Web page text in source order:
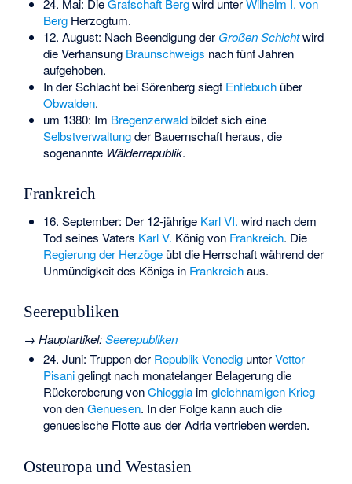
BergHerzogtum.
12. August: Nach Beendigung der Großen Schichtwird
die Verhansung Braunschweigs nach fünf Jahren
aufgehoben.
In derSchlacht bei Sörenbergsiegt Entlebuchüber
Obwalden.
um 1380: Im Bregenzerwaldbildet sich eine
Selbstverwaltungder Bauernschaft heraus, die
sogenannte Wälderrepublik.
Frankreich
16. September: Der 12-jährige Karl VI. wird nach dem
Tod seines Vaters Karl V. König von Frankreich. Die
Regierung der Herzögeübt die Herrschaft während der
Unmündigkeit des Königs in Frankreichaus.
Seerepubliken
→Hauptartikel:Seerepubliken
24. Juni: Truppen der Republik VenedigunterVettor
Pisanigelingt nach monatelanger Belagerung die
Rückeroberung vonChioggiaim gleichnamigen Krieg
von denGenuesen. In der Folge kann auch die
genuesische Flotte aus der Adria vertrieben werden.
Osteuropa und Westasien